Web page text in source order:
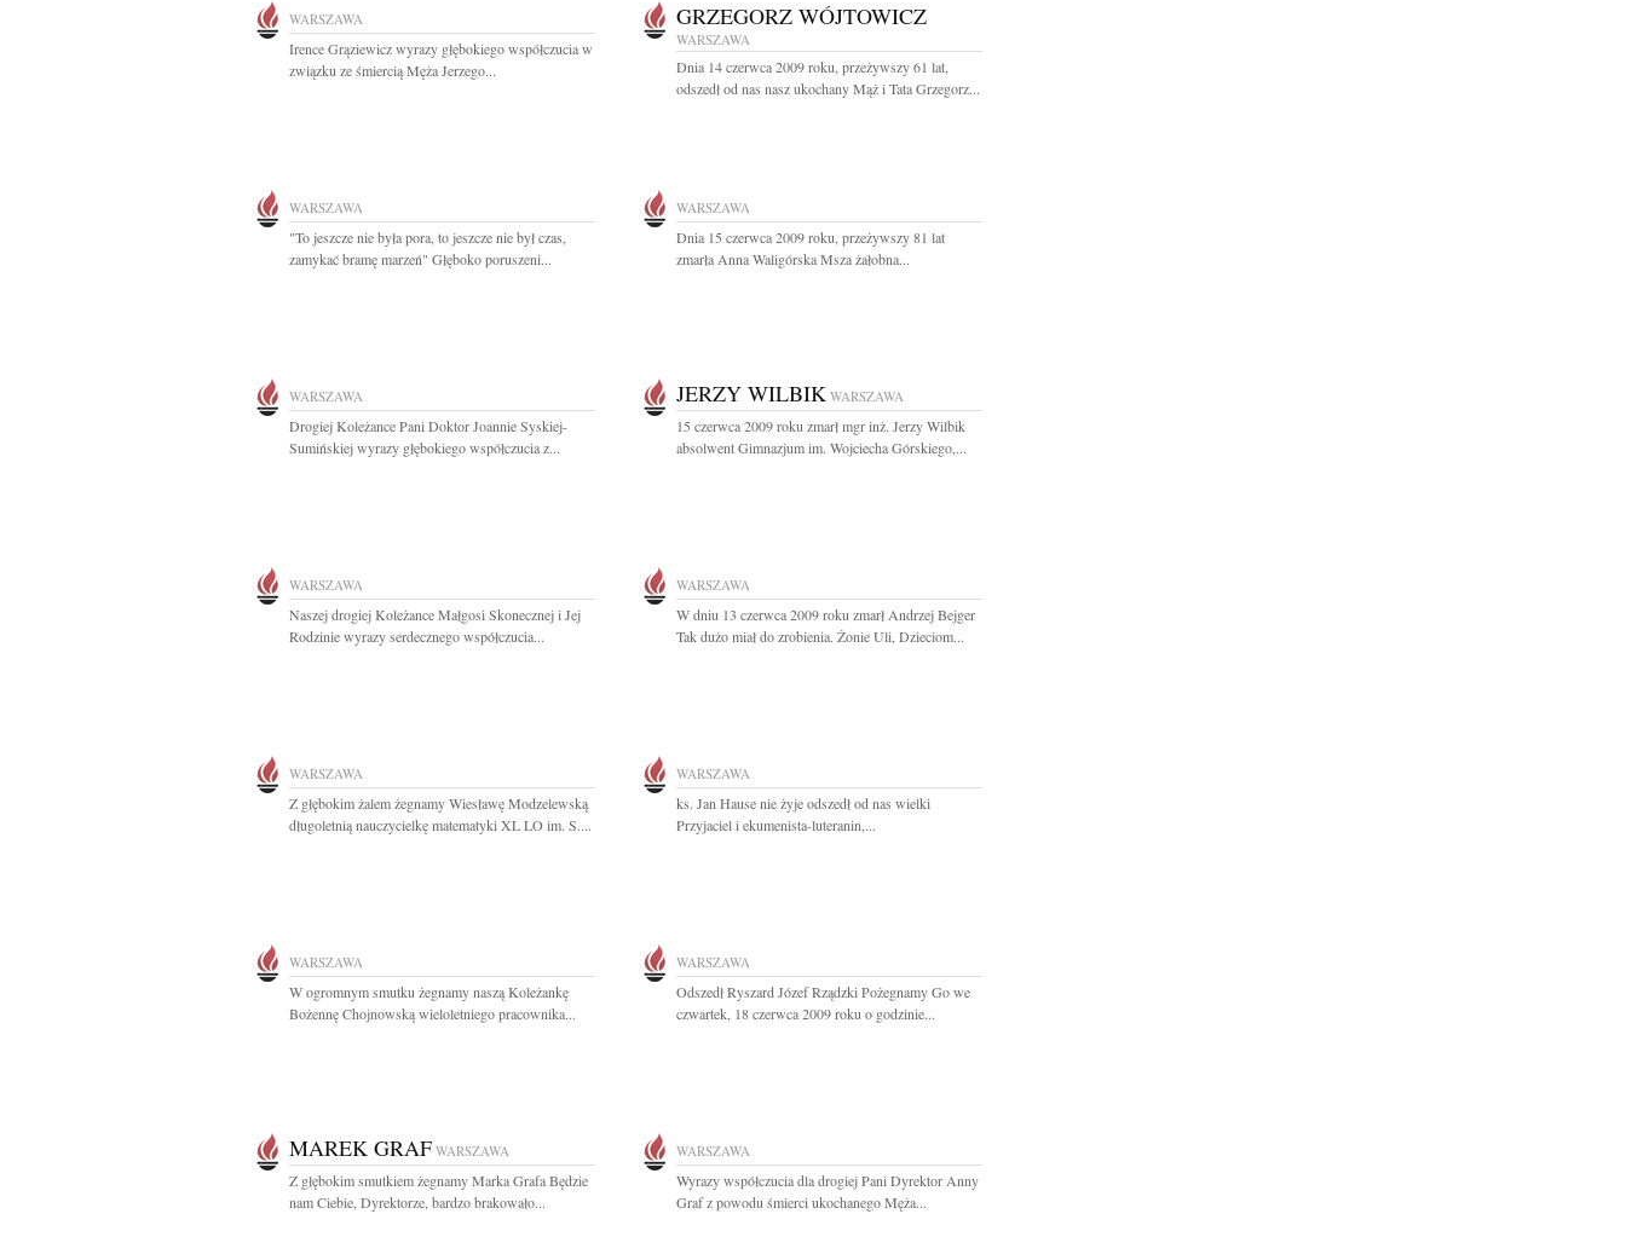
WARSZAWA
Irence Grąziewicz wyrazy głębokiego współczucia w
związku ze śmiercią Męża Jerzego...
GRZEGORZ WÓJTOWICZ
WARSZAWA
Dnia 14 czerwca 2009 roku, przeżywszy 61 lat,
odszedł od nas nasz ukochany Mąż i Tata Grzegorz...
WARSZAWA
"To jeszcze nie była pora, to jeszcze nie był czas,
zamykać bramę marzeń" Głęboko poruszeni...
WARSZAWA
Dnia 15 czerwca 2009 roku, przeżywszy 81 lat
zmarła Anna Waligórska Msza żałobna...
WARSZAWA
Drogiej Koleżance Pani Doktor Joannie Syskiej-
Sumińskiej wyrazy głębokiego współczucia z...
JERZY WILBIK WARSZAWA
15 czerwca 2009 roku zmarł mgr inż. Jerzy Wilbik
absolwent Gimnazjum im. Wojciecha Górskiego,...
WARSZAWA
Naszej drogiej Koleżance Małgosi Skonecznej i Jej
Rodzinie wyrazy serdecznego współczucia...
WARSZAWA
W dniu 13 czerwca 2009 roku zmarł Andrzej Bejger
Tak dużo miał do zrobienia. Żonie Uli, Dzieciom...
WARSZAWA
Z głębokim żalem żegnamy Wiesławę Modzelewską
długoletnią nauczycielkę matematyki XL LO im. S....
WARSZAWA
ks. Jan Hause nie żyje odszedł od nas wielki
Przyjaciel i ekumenista-luteranin,...
WARSZAWA
W ogromnym smutku żegnamy naszą Koleżankę
Bożennę Chojnowską wieloletniego pracownika...
WARSZAWA
Odszedł Ryszard Józef Rządzki Pożegnamy Go we
czwartek, 18 czerwca 2009 roku o godzinie...
MAREK GRAF WARSZAWA
Z głębokim smutkiem żegnamy Marka Grafa Będzie
nam Ciebie, Dyrektorze, bardzo brakowało...
WARSZAWA
Wyrazy współczucia dla drogiej Pani Dyrektor Anny
Graf z powodu śmierci ukochanego Męża...